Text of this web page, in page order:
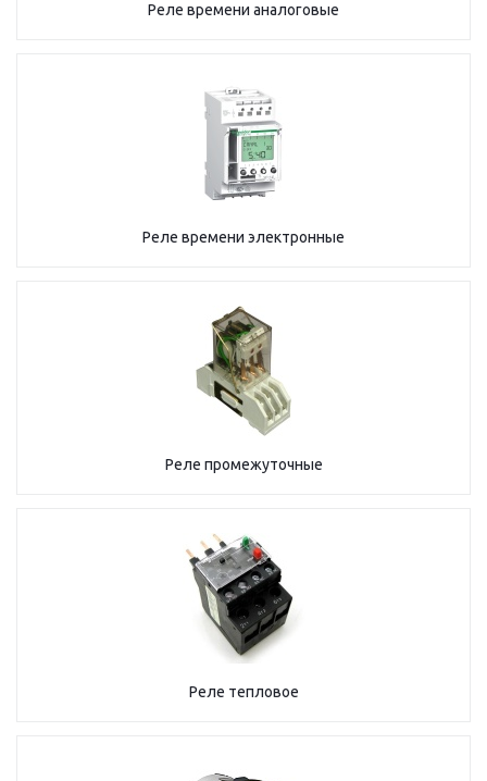
Реле времени аналоговые
Реле времени электронные
Реле промежуточные
Реле тепловое